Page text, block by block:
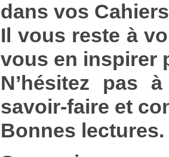
dans vos
Il vous reste à
vous en inspirer
N’hésitez pas
savoir-faire et
Bonnes lectures.